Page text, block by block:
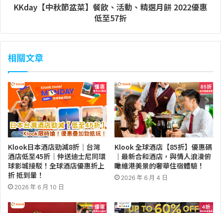
KKday【中秋節盆菜】餐飲、活動、精選月餅 2022優惠
低至57折
相關文章
Klook日本酒店勁減8折｜台灣
酒店低至45折｜仲送迪士尼同環
球影城接駁！全球酒店優惠折上
折 抵到暈！
2026 年 6 月 10 日
Klook 全球酒店【85折】優惠碼
｜最新合和酒店，與情人浪漫俯
瞰維港美景的奢華住宿體驗！
2026 年 6 月 4 日